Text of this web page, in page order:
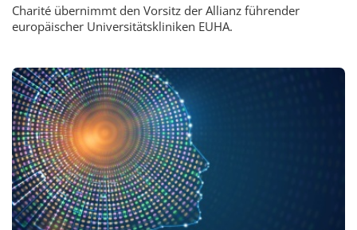
Charité übernimmt den Vorsitz der Allianz führender
europäischer Universitätskliniken EUHA.